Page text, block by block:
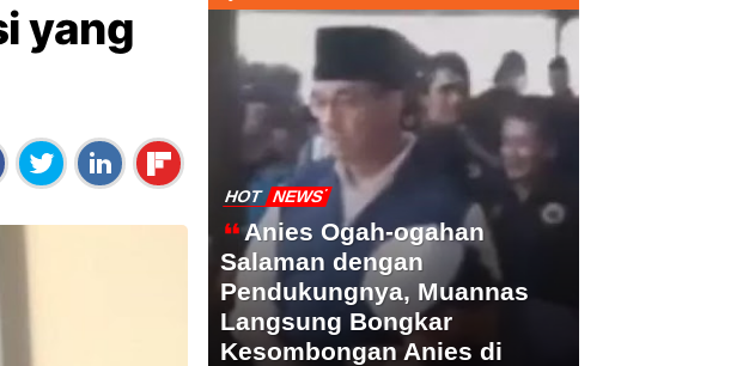
yang
HOT NEWS
Anies Ogah-ogahan
Salaman dengan
Pendukungnya, Muannas
Langsung Bongkar
Kesombongan Anies di